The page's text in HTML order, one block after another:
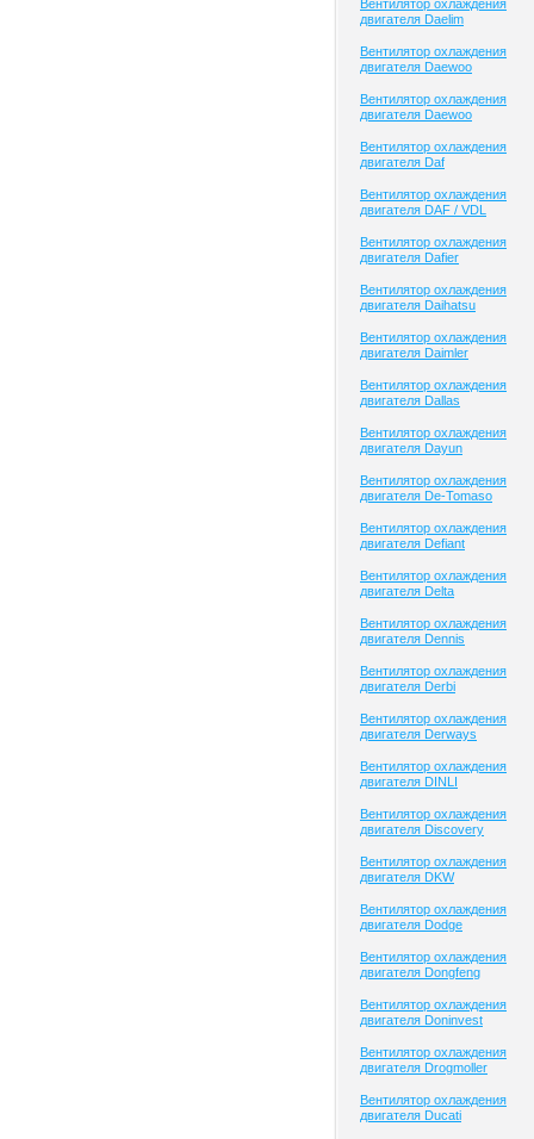
Вентилятор охлаждения
двигателя Daelim
Вентилятор охлаждения
двигателя Daewoo
Вентилятор охлаждения
двигателя Daewoo
Вентилятор охлаждения
двигателя Daf
Вентилятор охлаждения
двигателя DAF / VDL
Вентилятор охлаждения
двигателя Dafier
Вентилятор охлаждения
двигателя Daihatsu
Вентилятор охлаждения
двигателя Daimler
Вентилятор охлаждения
двигателя Dallas
Вентилятор охлаждения
двигателя Dayun
Вентилятор охлаждения
двигателя De-Tomaso
Вентилятор охлаждения
двигателя Defiant
Вентилятор охлаждения
двигателя Delta
Вентилятор охлаждения
двигателя Dennis
Вентилятор охлаждения
двигателя Derbi
Вентилятор охлаждения
двигателя Derways
Вентилятор охлаждения
двигателя DINLI
Вентилятор охлаждения
двигателя Discovery
Вентилятор охлаждения
двигателя DKW
Вентилятор охлаждения
двигателя Dodge
Вентилятор охлаждения
двигателя Dongfeng
Вентилятор охлаждения
двигателя Doninvest
Вентилятор охлаждения
двигателя Drogmoller
Вентилятор охлаждения
двигателя Ducati